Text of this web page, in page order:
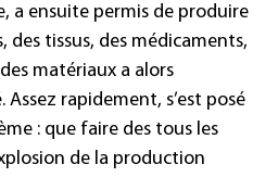
a ensuite permis de produire
des tissus, des médicaments,
matériaux a alors
rapidement, s’est posé
: que faire des tous les
de la production